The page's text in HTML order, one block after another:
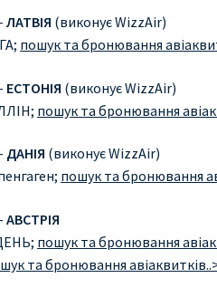
ЛАТВІЯ (виконує WizzAir)
пошук та бронювання
ЕСТОНІЯ (виконує WizzAir)
пошук та бронювання
ДАНІЯ (виконує WizzAir)
пошук та бронювання
АВСТРІЯ
пошук та бронювання
та бронювання